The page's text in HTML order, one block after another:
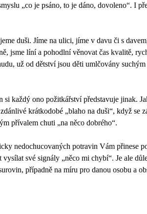
„co je psáno, to je dáno, dovoleno“. I
duši. Jíme na ulici, jíme v davu či s
jsme líní a pohodlní věnovat čas kvalitě,
už od dětství jsou děti umlčovány
každý ono požitkářství představuje jinak.
krátkodobé „blaho na duši“, když se
přívalem chuti „na něco dobrého“.
nedochucovaných potravin Vám přinese
své signály „něco mi chybí“. Je ale
případně na míru pro danou osobu a